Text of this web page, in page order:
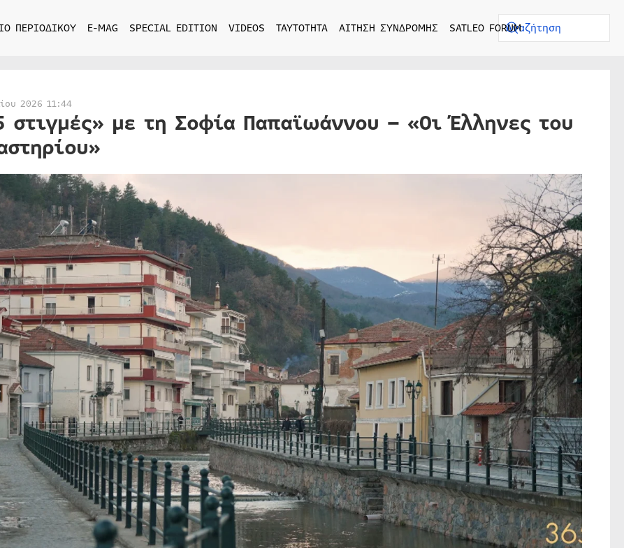
ΠΕΡΙΟΔΙΚΟΥ E-MAG SPECIAL EDITION VIDEOS ΤΑΥΤΟΤΗΤΑ ΑΙΤΗΣΗ ΣΥΝΔΡΟΜΗΣ SATLEO FORUM
2026 11:44
στιγμές» με τη Σοφία Παπαϊωάννου – «Οι Έλληνες του